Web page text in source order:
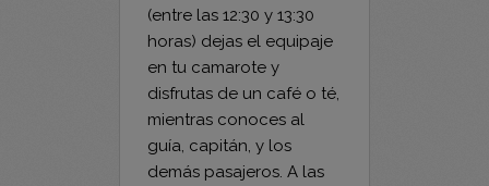
en tu camarote y
disfrutas de un café o té,
mientras conoces al
guía, capitán, y los
demás pasajeros. A las
14 horas el barco
empieza a navegar